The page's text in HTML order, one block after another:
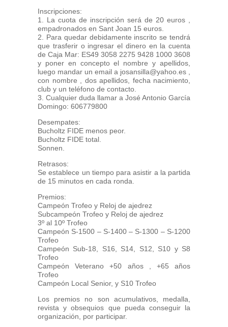
Inscripciones:
1. La cuota de inscripción será de 20 euros ,
empadronados en Sant Joan 15 euros.
2. Para quedar debidamente inscrito se tendrá
que trasferir o ingresar el dinero en la cuenta
de Caja Mar: ES49 3058 2275 9428 1000 3608
y poner en concepto el nombre y apellidos,
luego mandar un email a josansilla@yahoo.es ,
con nombre , dos apellidos, fecha nacimiento,
club y un teléfono de contacto.
3. Cualquier duda llamar a José Antonio García
Domingo: 606779800
Desempates:
Bucholtz FIDE menos peor.
Bucholtz FIDE total.
Sonnen.
Retrasos:
Se establece un tiempo para asistir a la partida
de 15 minutos en cada ronda.
Premios:
Campeón Trofeo y Reloj de ajedrez
Subcampeón Trofeo y Reloj de ajedrez
3º al 10º Trofeo
Campeón S-1500 – S-1400 – S-1300 – S-1200
Trofeo
Campeón Sub-18, S16, S14, S12, S10 y S8
Trofeo
Campeón Veterano +50 años , +65 años
Trofeo
Campeón Local Senior, y S10 Trofeo
Los premios no son acumulativos, medalla,
revista y obsequios que pueda conseguir la
organización, por participar.